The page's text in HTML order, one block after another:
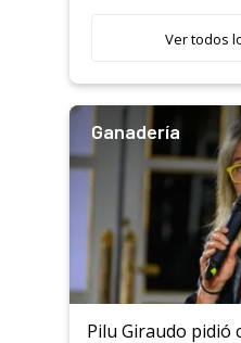
variedades que
salto tecnológico
Ver todos
Ganadería
Pilu Giraudo pidió